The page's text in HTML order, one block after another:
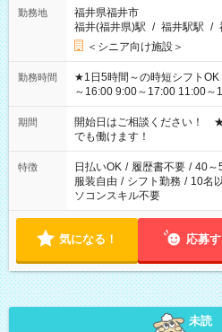
勤務地
福井県福井市
福井(福井県)駅 / 福井駅駅 /
＜シニア向け施設＞
勤務時間
★1日5時間～の時短シフトOK ★スタート時間選べます！ 7:00
～16:00 9:00～17:00 11:00～19:00
の場合、他のお仕事と合わせ
せん ※法令に基づき、週20時
象となります ※労働者派遣法
り、短時間・短期間の就業は
期間
開始日はご相談ください！
でも働けます！
特徴 日払いOK / 履歴書不要 / 40～
服装自由 / シフト勤務 / 10名
ソコンスキル不要
気になる！ 応募
未読